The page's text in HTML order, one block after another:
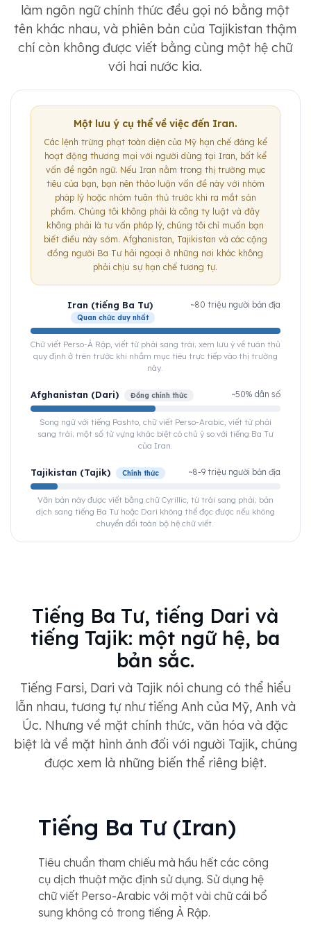
làm ngôn ngữ chính thức đều gọi nó bằng một
tên khác nhau, và phiên bản của Tajikistan thậm
chí còn không được viết bằng cùng một hệ chữ
với hai nước kia.
Một lưu ý cụ thể về việc đến Iran.
Các lệnh trừng phạt toàn diện của Mỹ hạn chế đáng kể
hoạt động thương mại với người dùng tại Iran, bất kể
vấn đề ngôn ngữ. Nếu Iran nằm trong thị trường mục
tiêu của bạn, bạn nên thảo luận vấn đề này với nhóm
pháp lý hoặc nhóm tuân thủ trước khi ra mắt sản
phẩm. Chúng tôi không phải là công ty luật và đây
không phải là tư vấn pháp lý, chúng tôi chỉ muốn bạn
biết điều này sớm. Afghanistan, Tajikistan và các cộng
đồng người Ba Tư hải ngoại ở những nơi khác không
phải chịu sự hạn chế tương tự.
Iran (tiếng Ba Tư)
Quan chức duy nhất
~80 triệu người bản địa
Chữ viết Perso-Ả Rập, viết từ phải sang trái; xem lưu ý về tuân thủ
quy định ở trên trước khi nhắm mục tiêu trực tiếp vào thị trường
này.
Afghanistan (Dari) Đồng chính thức ~50% dân số
Song ngữ với tiếng Pashto, chữ viết Perso-Arabic, viết từ phải
sang trái; một số từ vựng khác biệt có chủ ý so với tiếng Ba Tư
của Iran.
Tajikistan (Tajik) Chính thức ~8-9 triệu người bản địa
Văn bản này được viết bằng chữ Cyrillic, từ trái sang phải; bản
dịch sang tiếng Ba Tư hoặc Dari không thể đọc được nếu không
chuyển đổi toàn bộ hệ chữ viết.
Tiếng Ba Tư, tiếng Dari và
tiếng Tajik: một ngữ hệ, ba
bản sắc.
Tiếng Farsi, Dari và Tajik nói chung có thể hiểu
lẫn nhau, tương tự như tiếng Anh của Mỹ, Anh và
Úc. Nhưng về mặt chính thức, văn hóa và đặc
biệt là về mặt hình ảnh đối với người Tajik, chúng
được xem là những biến thể riêng biệt.
Tiếng Ba Tư (Iran)
Tiêu chuẩn tham chiếu mà hầu hết các công
cụ dịch thuật mặc định sử dụng. Sử dụng hệ
chữ viết Perso-Arabic với một vài chữ cái bổ
sung không có trong tiếng Ả Rập.